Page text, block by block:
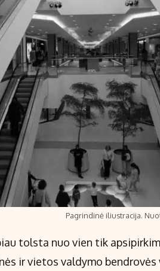
Pagrindinė iliustracija.
tolsta nuo vien tik
ir vietos valdymo bendrovės